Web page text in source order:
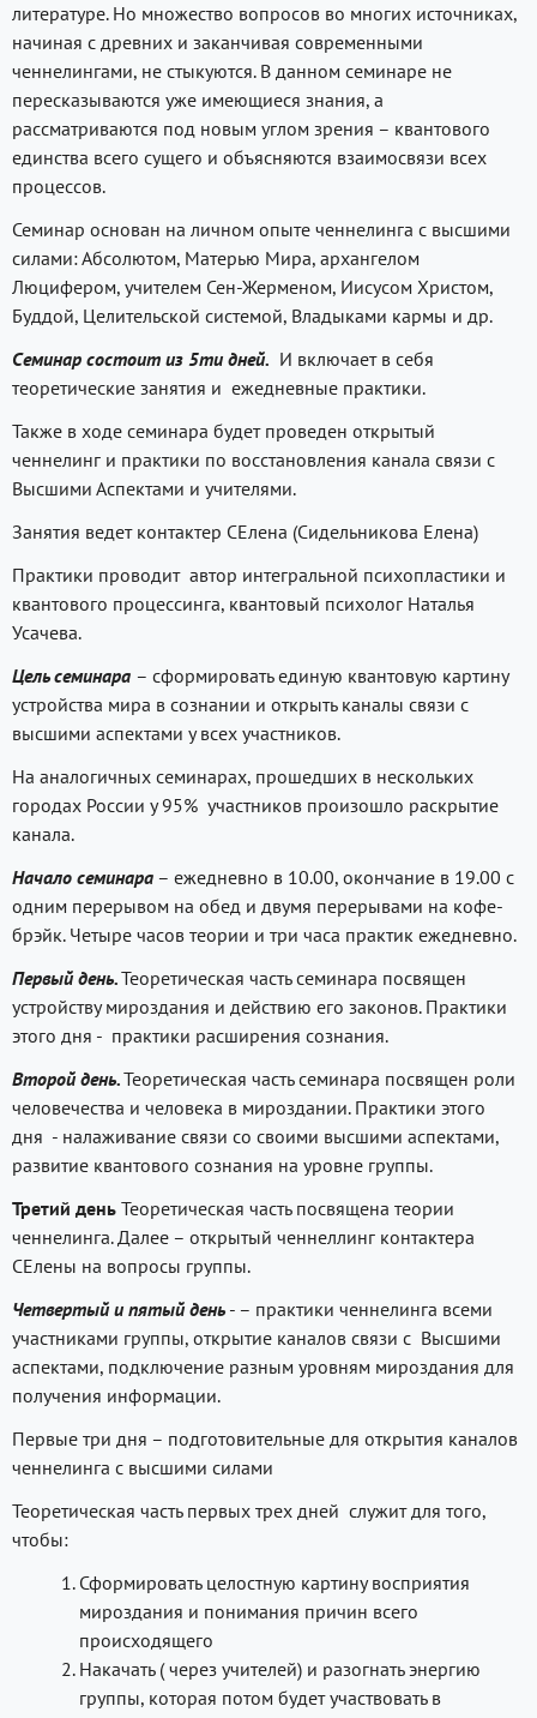
литературе. Но множество вопросов во многих источниках,
начиная с древних и заканчивая современными
ченнелингами, не стыкуются. В данном семинаре не
пересказываются уже имеющиеся знания, а
рассматриваются под новым углом зрения – квантового
единства всего сущего и объясняются взаимосвязи всех
процессов.
Семинар основан на личном опыте ченнелинга с высшими
силами: Абсолютом, Матерью Мира, архангелом
Люцифером, учителем Сен-Жерменом, Иисусом Христом,
Буддой, Целительской системой, Владыками кармы и др.
Семинар состоит из 5ти дней. И включает в себя
теоретические занятия и ежедневные практики.
Также в ходе семинара будет проведен открытый
ченнелинг и практики по восстановления канала связи с
Высшими Аспектами и учителями.
Занятия ведет контактер СЕлена (Сидельникова Елена)
Практики проводит автор интегральной психопластики и
квантового процессинга, квантовый психолог Наталья
Усачева.
Цель семинара – сформировать единую квантовую картину
устройства мира в сознании и открыть каналы связи с
высшими аспектами у всех участников.
На аналогичных семинарах, прошедших в нескольких
городах России у 95% участников произошло раскрытие
канала.
Начало семинара – ежедневно в 10.00, окончание в 19.00 с
одним перерывом на обед и двумя перерывами на кофе-
брэйк. Четыре часов теории и три часа практик ежедневно.
Первый день.Теоретическая часть семинара посвящен
устройству мироздания и действию его законов. Практики
этого дня - практики расширения сознания.
Второй день.Теоретическая часть семинара посвящен роли
человечества и человека в мироздании. Практики этого
дня - налаживание связи со своими высшими аспектами,
развитие квантового сознания на уровне группы.
Третий день Теоретическая часть посвящена теории
ченнелинга. Далее – открытый ченнеллинг контактера
СЕлены на вопросы группы.
Четвертый и пятый день - – практики ченнелинга всеми
участниками группы, открытие каналов связи с Высшими
аспектами, подключение разным уровням мироздания для
получения информации.
Первые три дня – подготовительные для открытия каналов
ченнелинга с высшими силами
Теоретическая часть первых трех дней служит для того,
чтобы:
Сформировать целостную картину восприятия
мироздания и понимания причин всего
происходящего
Накачать ( через учителей) и разогнать энергию
группы, которая потом будет участвовать в